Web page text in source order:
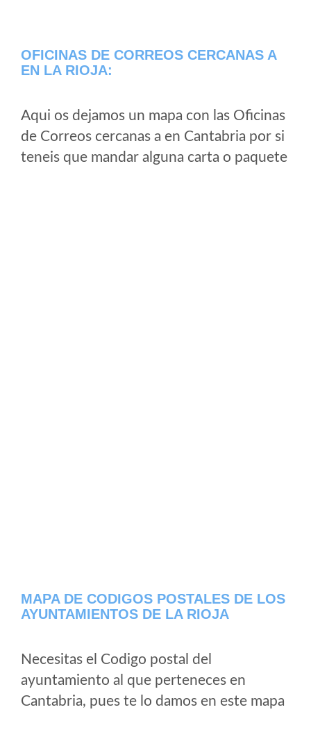
OFICINAS DE CORREOS CERCANAS A
EN LA RIOJA:
Aqui os dejamos un mapa con las Oficinas
de Correos cercanas a en Cantabria por si
teneis que mandar alguna carta o paquete
MAPA DE CODIGOS POSTALES DE LOS
AYUNTAMIENTOS DE LA RIOJA
Necesitas el Codigo postal del
ayuntamiento al que perteneces en
Cantabria, pues te lo damos en este mapa